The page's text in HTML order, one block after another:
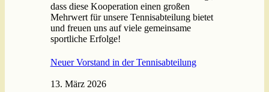
dass diese Kooperation einen großen
Mehrwert für unsere Tennisabteilung bietet
und freuen uns auf viele gemeinsame
sportliche Erfolge!
Neuer Vorstand in der Tennisabteilung
13. März 2026